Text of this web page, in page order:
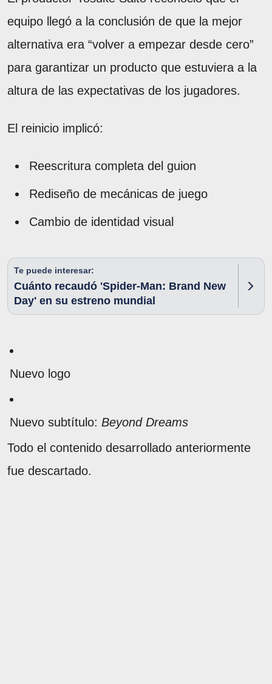
equipo llegó a la conclusión de que la mejor
alternativa era “volver a empezar desde cero”
para garantizar un producto que estuviera a la
altura de las expectativas de los jugadores.
El reinicio implicó:
Reescritura completa del guion
Rediseño de mecánicas de juego
Cambio de identidad visual
Te puede interesar:
Cuánto recaudó 'Spider-Man: Brand New
Day' en su estreno mundial
Nuevo logo
Nuevo subtítulo: Beyond Dreams
Todo el contenido desarrollado anteriormente
fue descartado.